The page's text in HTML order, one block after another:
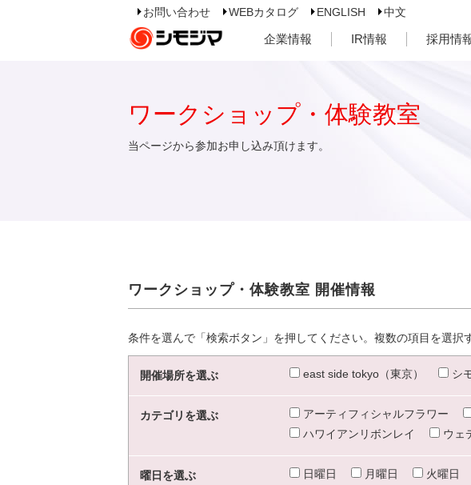
お問い合わせ WEBカタログ ENGLISH 中文
企業情報 IR情報 採用情
ワークショップ・体験教室
当ページから参加お申し込み頂けます。
ワークショップ・体験教室 開催情報
条件を選んで「検索ボタン」を押してください。複数の項目を選択
開催場所を選ぶ east side tokyo（東京） シ
カテゴリを選ぶ アーティフィシャルフラワー
ハワイアンリボンレイ
ウェ
曜日を選ぶ 日曜日 月曜日 火曜日